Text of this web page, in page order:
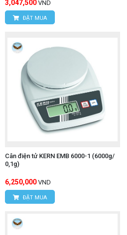
3,047,500 VND
ĐẶT MUA
Cân điện tử KERN EMB 6000-1 (6000g/
0,1g)
6,250,000 VND
ĐẶT MUA